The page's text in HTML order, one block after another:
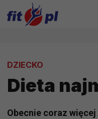
DZIECKO
Dieta
Obecnie coraz